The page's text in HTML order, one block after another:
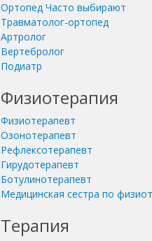
Ортопед Часто выбирают
Травматолог-ортопед
Артролог
Вертебролог
Подиатр
Физиотерапия
Физиотерапевт
Озонотерапевт
Рефлексотерапевт
Гирудотерапевт
Ботулинотерапевт
Медицинская сестра по
Терапия